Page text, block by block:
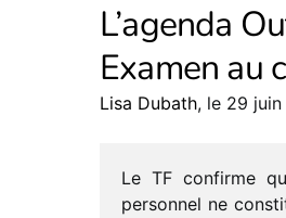
L’agenda
Examen au
Lisa Dubath, le 29
Le TF confirme
person­nel ne